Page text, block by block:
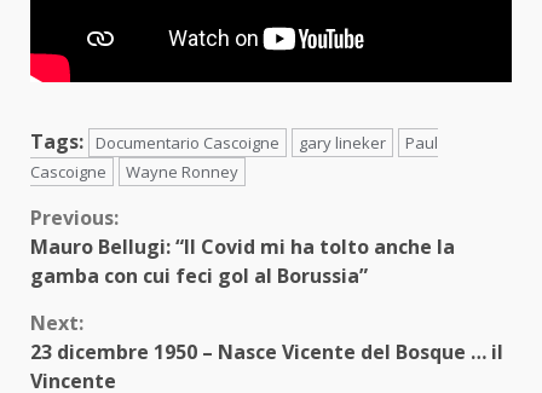
Tags: Documentario Cascoigne gary lineker
Paul
Cascoigne
Wayne Ronney
Continue
Reading
Previous:
Mauro Bellugi: “Il Covid mi ha tolto anche la
gamba con cui feci gol al Borussia”
Next:
23 dicembre 1950 – Nasce Vicente del Bosque … il
Vincente